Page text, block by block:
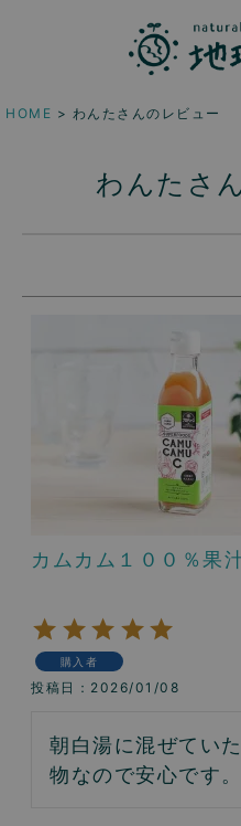
HOME わんたさんのレビュー
わんたさ
カムカム１００％果
購入者
投稿日 2026/01/08
朝白湯に混ぜてい
物なので安心です。